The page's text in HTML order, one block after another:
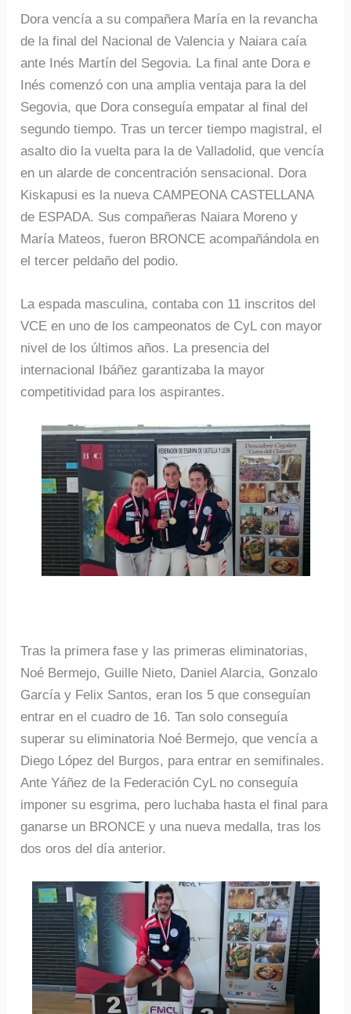
Dora vencía a su compañera María en la revancha
de la final del Nacional de Valencia y Naiara caía
ante Inés Martín del Segovia. La final ante Dora e
Inés comenzó con una amplia ventaja para la del
Segovia, que Dora conseguía empatar al final del
segundo tiempo. Tras un tercer tiempo magistral, el
asalto dio la vuelta para la de Valladolid, que vencía
en un alarde de concentración sensacional. Dora
Kiskapusi es la nueva CAMPEONA CASTELLANA
de ESPADA. Sus compañeras Naiara Moreno y
María Mateos, fueron BRONCE acompañándola en
el tercer peldaño del podio.
La espada masculina, contaba con 11 inscritos del
VCE en uno de los campeonatos de CyL con mayor
nivel de los últimos años. La presencia del
internacional Ibáñez garantizaba la mayor
competitividad para los aspirantes.
Tras la primera fase y las primeras eliminatorias,
Noé Bermejo, Guille Nieto, Daniel Alarcia, Gonzalo
García y Felix Santos, eran los 5 que conseguían
entrar en el cuadro de 16. Tan solo conseguía
superar su eliminatoria Noé Bermejo, que vencía a
Diego López del Burgos, para entrar en semifinales.
Ante Yáñez de la Federación CyL no conseguía
imponer su esgrima, pero luchaba hasta el final para
ganarse un BRONCE y una nueva medalla, tras los
dos oros del día anterior.